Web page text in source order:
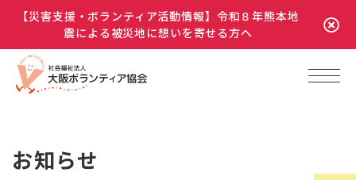
【災害支援・ボランティア活動情報】令和８年熊本地
震による被災地に想いを寄せる方へ
お知らせ